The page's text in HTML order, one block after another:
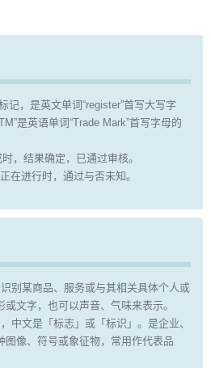
记，是英文单词“register”首写大写字
是英语单词“Trade Mark”首写字母的
，结果确定，已通过审核。
在进行时，通过与否未知。
别某商品、服务或与其相关具体个人或
文字，也可以声音、气味来表示。
中文是「标志」或「标识」。是企业、
图像、符号或象征物，常用作代表品